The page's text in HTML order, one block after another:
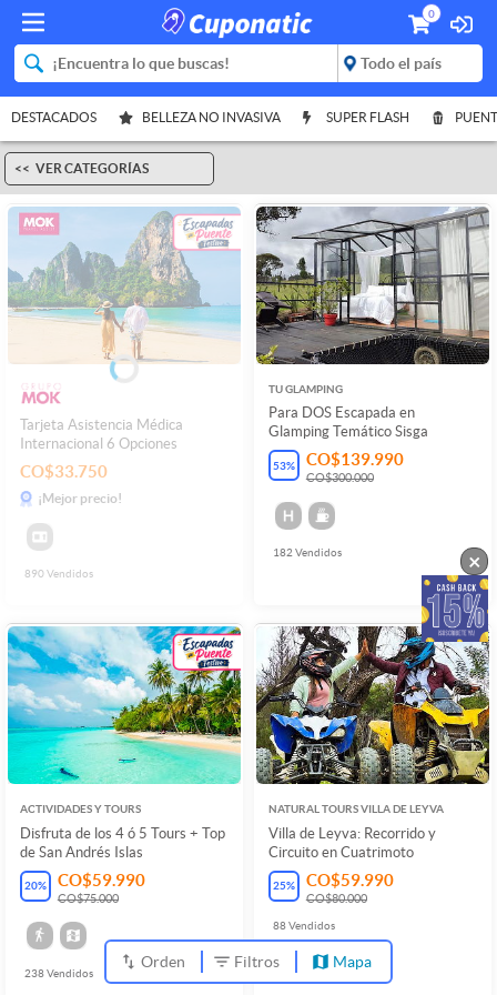
0
DESTACADOS BELLEZA NO INVASIVA SUPER FLASH
VER CATEGORÍAS
Tarjeta Asistencia Médica
Internacional 6 Opciones
CO$33.750
¡Mejor precio!
890Vendidos
TU GLAMPING
Para DOS Escapada en
Glamping Temático Sisga
53% CO$139.990
CO$300.000
182 Vendidos
ACTIVIDADES Y TOURS
Disfruta de los 4 ó 5 Tours + Top
de San Andrés Islas
20% CO$59.990
CO$75.000
238Vendidos
NATURAL TOURS VILLA DE LEYVA
Villa de Leyva: Recorrido y
Circuito en Cuatrimoto
25% CO$59.990
CO$80.000
88Vendidos
Orden Filtros Mapa
×